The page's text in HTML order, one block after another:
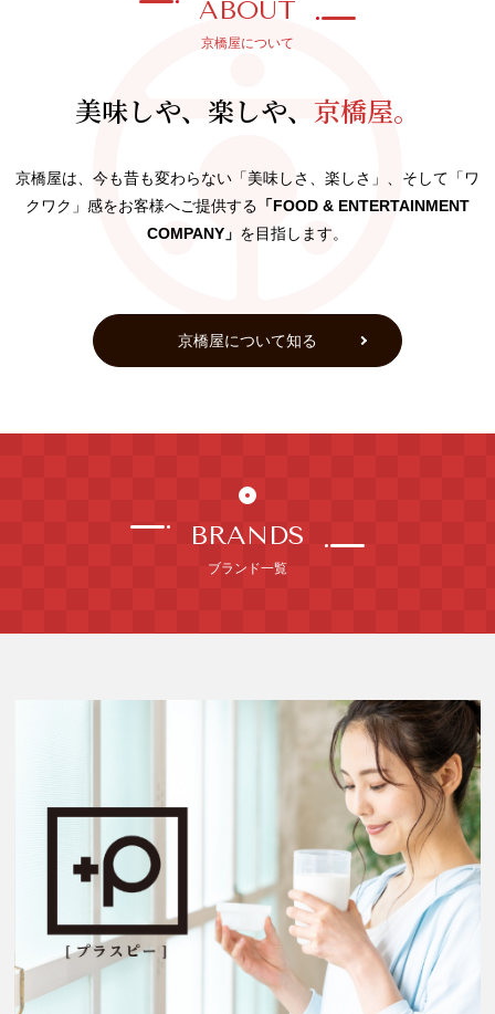
ABOUT
京橋屋について
美味しや、楽しや、 京橋屋。
京橋屋は、今も昔も変わらない「美味しさ、楽しさ」、そして「ワ
クワク」感をお客様へご提供する 「FOOD & ENTERTAINMENT
COMPANY」 を目指します。
京橋屋について知る
BRANDS
ブランド一覧